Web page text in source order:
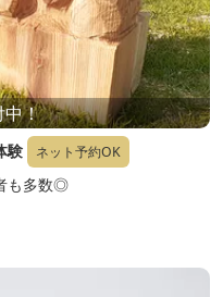
中！
験 ネット予約OK
も多数◎